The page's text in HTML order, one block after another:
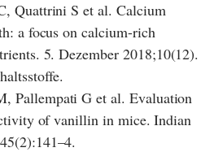
Quattrini S et al. Calcium
a focus on calcium-rich
5. Dezember 2018;10(12).
Pallempati G et al. Evaluation
of vanillin in mice. Indian